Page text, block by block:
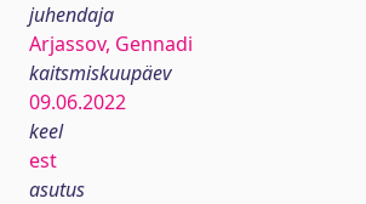
juhendaja
Arjassov, Gennadi
kaitsmiskuupäev
09.06.2022
keel
est
asutus